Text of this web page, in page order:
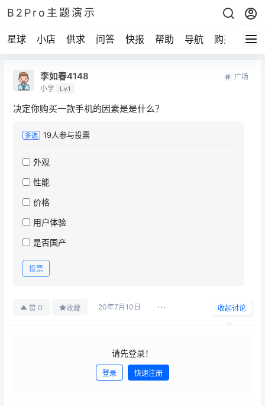
B2Pro主题演示
星球 小店 供求 问答 快报 帮助 导航 购买
李如春4148
小学 Lv1
广场
决定你购买一款手机的因素是是什么？
多选 19人参与投票
外观
性能
价格
用户体验
是否国产
投票
赞 0 收藏 20年7月10日 收起讨论
请先登录！
登录 快速注册